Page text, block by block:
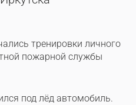
тренировки личного
пожарной службы
под лёд автомобиль.